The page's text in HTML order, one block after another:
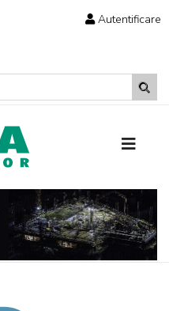
Autentificare